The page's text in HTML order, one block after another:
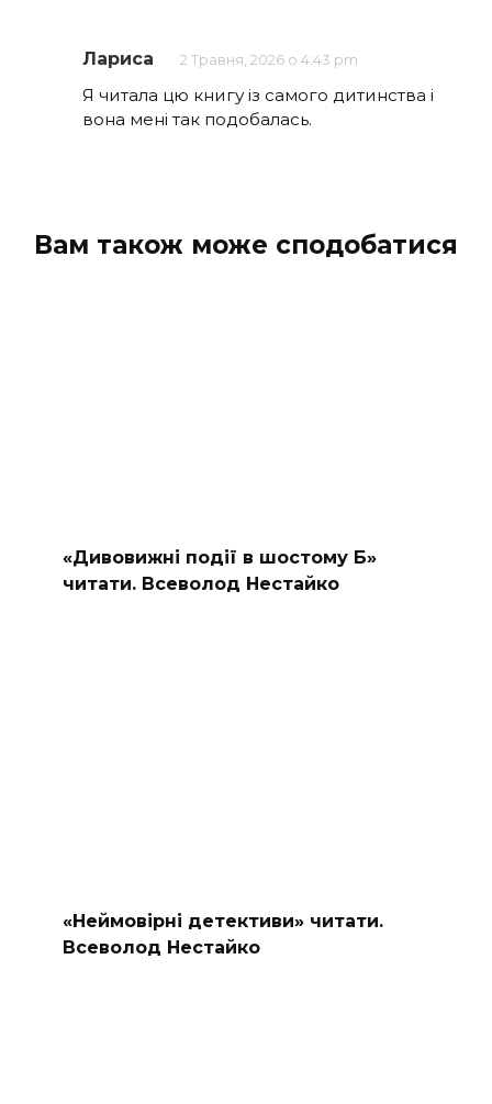
Лариса 2 Травня, 2026 о 4:43 pm
Я читала цю книгу із самого дитинства і
вона мені так подобалась.
Вам також може сподобатися
«Дивовижні події в шостому Б»
читати. Всеволод Нестайко
«Неймовірні детективи» читати.
Всеволод Нестайко